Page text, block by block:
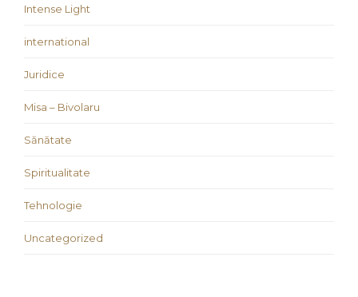
Intense Light
international
Juridice
Misa – Bivolaru
Sănătate
Spiritualitate
Tehnologie
Uncategorized